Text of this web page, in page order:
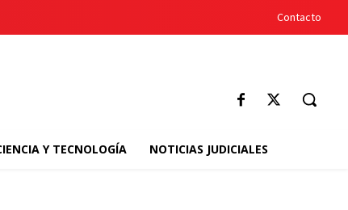
Contacto
Y TECNOLOGÍA NOTICIAS JUDICIALES